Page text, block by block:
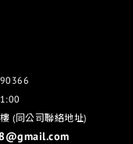
(同公司聯絡地址)